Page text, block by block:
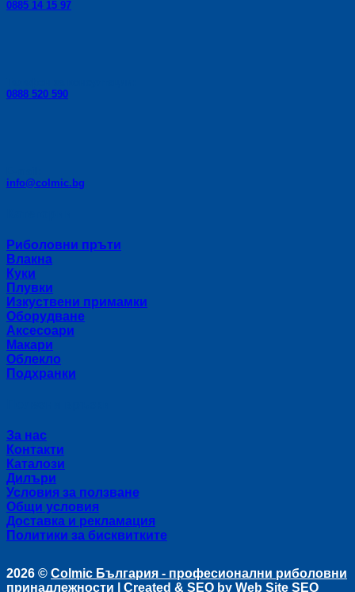
0885 14 15 97
0888 520 590
info@colmic.bg
Риболовни пръти
Влакна
Куки
Плувки
Изкуствени примамки
Оборудване
Аксесоари
Макари
Облекло
Подхранки
За нас
Контакти
Каталози
Дилъри
Условия за ползване
Общи условия
Доставка и рекламация
Политики за бисквитките
2026 © Colmic България - професионални риболовни
принадлежности | Created & SEO by Web Site SEO